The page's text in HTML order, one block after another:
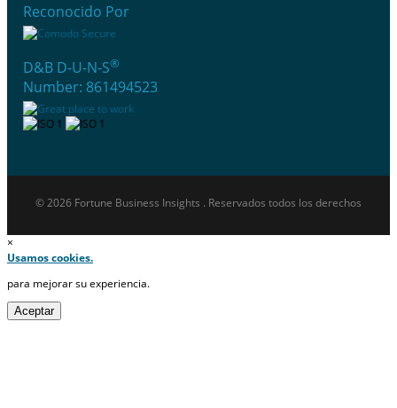
Reconocido Por
D&B D-U-N-S®
Number: 861494523
© 2026 Fortune Business Insights . Reservados todos los derechos
×
Usamos cookies.
para mejorar su experiencia.
Aceptar